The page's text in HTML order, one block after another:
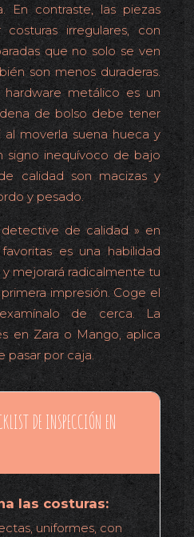
En contraste, las piezas
irregulares, con
que no solo se ven
son menos duraderas.
metálico es un
de bolso debe tener
al moverla suena hueca y
signo inequívoco de bajo
calidad son macizas y
y pesado.
de calidad » en
es una habilidad
mejorará radicalmente tu
impresión. Coge el
de cerca. La
en Zara o Mango, aplica
pasar por caja.
DE INSPECCIÓN EN
las costuras:
uniformes, con